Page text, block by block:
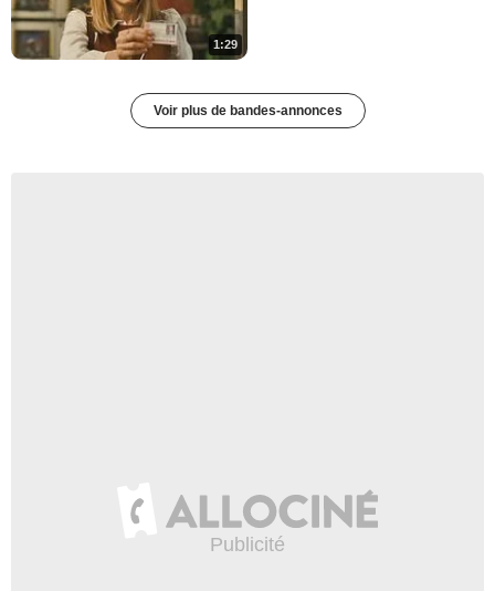
1:29
Voir plus de bandes-annonces